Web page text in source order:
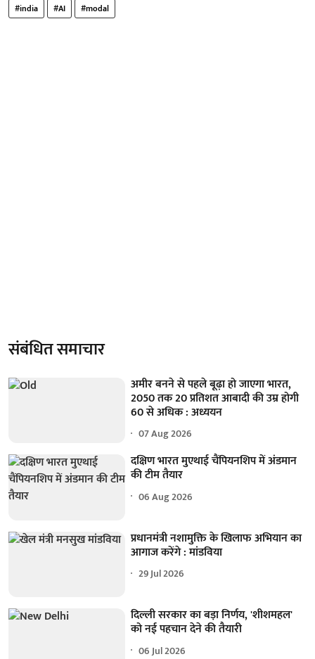
#india #AI #modal
संबंधित समाचार
अमीर बनने से पहले बूढ़ा हो जाएगा भारत,
2050 तक 20 प्रतिशत आबादी की उम्र होगी
60 से अधिक : अध्ययन
07 Aug 2026
दक्षिण भारत मुएथाई चैंपियनशिप में अंडमान
की टीम तैयार
06 Aug 2026
प्रधानमंत्री नशामुक्ति के खिलाफ अभियान का
आगाज करेंगे : मांडविया
29 Jul 2026
दिल्ली सरकार का बड़ा निर्णय, 'शीशमहल'
को नई पहचान देने की तैयारी
06 Jul 2026